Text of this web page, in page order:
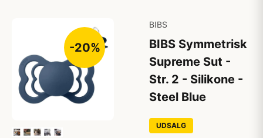
-20%
BIBS
BIBS Symmetrisk
Supreme Sut -
Str. 2 - Silikone -
Steel Blue
UDSALG